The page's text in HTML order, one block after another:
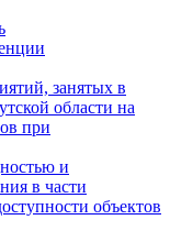
занятых в
области на
при
и
в части
объектов